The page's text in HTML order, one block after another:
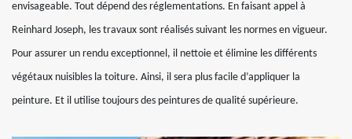
envisageable. Tout dépend des réglementations. En faisant appel à
Reinhard Joseph, les travaux sont réalisés suivant les normes en vigueur.
Pour assurer un rendu exceptionnel, il nettoie et élimine les différents
végétaux nuisibles la toiture. Ainsi, il sera plus facile d’appliquer la
peinture. Et il utilise toujours des peintures de qualité supérieure.